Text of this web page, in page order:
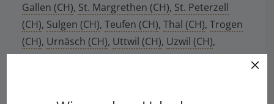
Gallen (CH), St. Margrethen (CH), St. Peterzell
(CH), Sulgen (CH), Teufen (CH), Thal (CH), Trogen
(CH), Urnäsch (CH), Uttwil (CH), Uzwil (CH),
Waldkirch (CH),Walzhausen (CH),Weinfelden